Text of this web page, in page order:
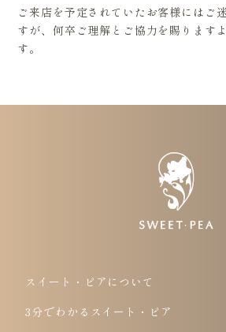
ご来店を予定されていたお客様にはご
すが、何卒ご理解とご協力を賜ります
す。
スイート・ピアについて
3分でわかるスイート・ピア